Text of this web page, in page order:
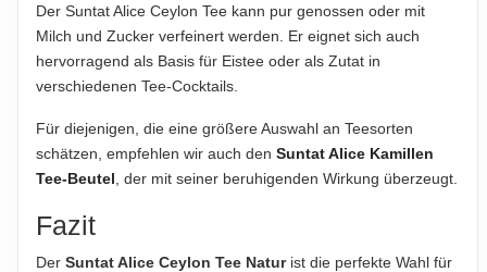
Der Suntat Alice Ceylon Tee kann pur genossen oder mit
Milch und Zucker verfeinert werden. Er eignet sich auch
hervorragend als Basis für Eistee oder als Zutat in
verschiedenen Tee-Cocktails.
Für diejenigen, die eine größere Auswahl an Teesorten
schätzen, empfehlen wir auch den Suntat Alice Kamillen
Tee-Beutel , der mit seiner beruhigenden Wirkung überzeugt.
Fazit
Der Suntat Alice Ceylon Tee Naturist die perfekte Wahl für